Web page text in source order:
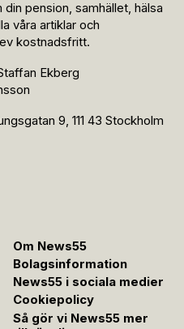
pension, samhället, hälsa
våra artiklar och
kostnadsfritt.
Ekberg
9, 111 43 Stockholm
Om News55
Bolagsinformation
News55 i sociala medier
Cookiepolicy
Så gör vi News55 mer